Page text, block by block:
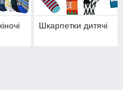
Шкарпетки дитячі